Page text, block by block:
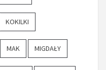
KOKILKI
MAK MIGDAŁY